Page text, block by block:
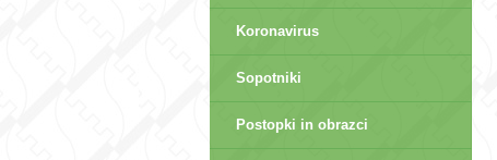
Koronavirus
Sopotniki
Postopki in obrazci